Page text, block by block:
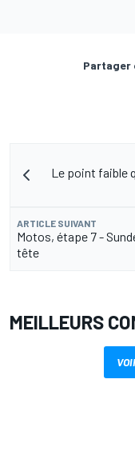
Partager
Le point faible
ARTICLE SUIVANT
Motos, étape 7 -
tête
MEILLEURS